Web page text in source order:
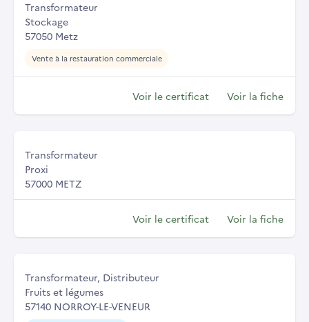
Transformateur
Stockage
57050 Metz
Vente à la restauration commerciale
Voir le certificat Voir la fiche
Transformateur
Proxi
57000 METZ
Voir le certificat Voir la fiche
Transformateur, Distributeur
Fruits et légumes
57140 NORROY-LE-VENEUR